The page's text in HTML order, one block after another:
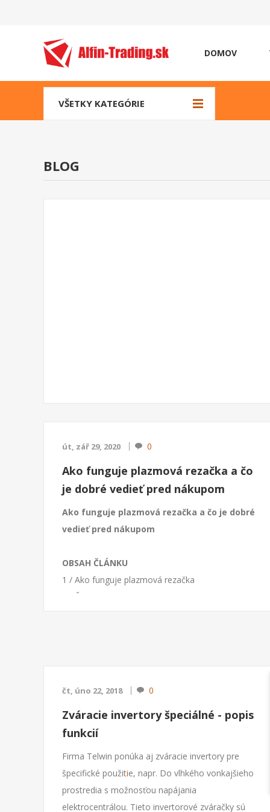
DOMOV
VŠETKY KATEGÓRIE
BLOG
út, zář 29, 2020 0
Ako funguje plazmová rezačka a čo
je dobré vedieť pred nákupom
Ako funguje plazmová rezačka a čo je dobré
vedieť pred nákupom
OBSAH ČLÁNKU
1 / Ako funguje plazmová rezačka
2 / Ďalšie spôsoby zapálenie oblúka
1 /
Ako funguje plazmová rezačka
Plazmová rezačkaje elektrické zariadenie, ktoré
elektrickým oblúkom ionizuje privádzaný plyn v
ionizovaný plyn) je z tohto zariadenia vyfukovaná.
Viac o vlastnostiach plazmy pozri
Wikipedia tu
Plazma má vysokú teplotu a je schopná veľmi
čt, úno 22, 2018 0
Zváracie invertory špeciálné - popis
funkcií
Firma Telwin ponúka aj zváracie invertory pre
špecifické použitie, napr. Do vlhkého vonkajšieho
prostredia s možnosťou napájania
elektrocentrálou. Tieto invertorové zváračky sú